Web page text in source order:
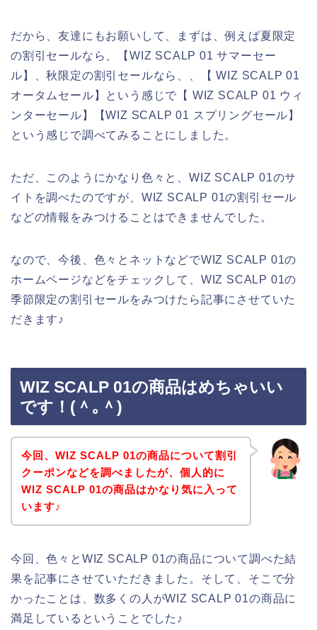
だから、友達にもお願いして、まずは、例えば夏限定
の割引セールなら、【WIZ SCALP 01 サマーセー
ル】、秋限定の割引セールなら、、【 WIZ SCALP 01
オータムセール】という感じで【 WIZ SCALP 01 ウィ
ンターセール】【WIZ SCALP 01 スプリングセール】
という感じで調べてみることにしました。
ただ、このようにかなり色々と、WIZ SCALP 01のサ
イトを調べたのですが、WIZ SCALP 01の割引セール
などの情報をみつけることはできませんでした。
なので、今後、色々とネットなどでWIZ SCALP 01の
ホームページなどをチェックして、WIZ SCALP 01の
季節限定の割引セールをみつけたら記事にさせていた
だきます♪
WIZ SCALP 01の商品はめちゃいい
です！(＾｡＾)
今回、WIZ SCALP 01の商品について割引
クーポンなどを調べましたが、個人的に
WIZ SCALP 01の商品はかなり気に入って
います♪
今回、色々とWIZ SCALP 01の商品について調べた結
果を記事にさせていただきました。そして、そこで分
かったことは、数多くの人がWIZ SCALP 01の商品に
満足しているということでした♪